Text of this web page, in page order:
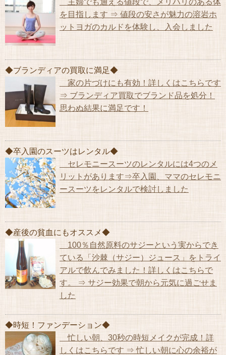
を目指します ⇒ 値段の安さが魅力の溶岩ホ
ットヨガのカルドを体験し、入会しました
◆ブランディアの買取に満足◆
家の片づけにも有効！詳しくはこちらです
⇒ ブランディア買取でブランド品を処分！
思わぬ結果に満足です！
◆卒入園のスーツはレンタル◆
セレモニースーツのレンタルには4つのメ
リットがあります⇒卒入園、ママのセレモニ
ースーツをレンタルで検討しました
◆産後の貧血にもオススメ◆
100％自然原料のサジーという実からでき
ている「沙棘（サジー）ジュース」をトライ
アルで飲んでみました！詳しくはこちらで
す。 ⇒ サジー効果で朝から元気に過ごせま
した
◆時短！ファンデーション◆
忙しい朝、30秒の時短メイクが完成！詳
しくはこちらです ⇒ 忙しい朝に心の余裕が